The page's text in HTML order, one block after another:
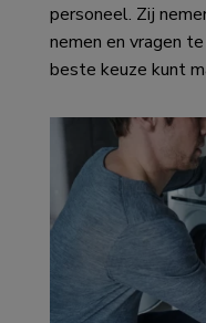
personeel. Zij
nemen en vragen
beste keuze kunt